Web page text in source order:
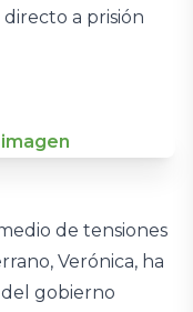
a prisión
de tensiones
Verónica, ha
gobierno